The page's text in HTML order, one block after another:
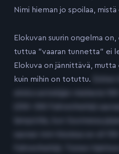
Nimi hieman jo spoilaa, mistä
Elokuvan suurin ongelma
tuttua ”vaaran tunnetta” ei
Elokuva on jännittävä, mutta
kuin mihin on totuttu.